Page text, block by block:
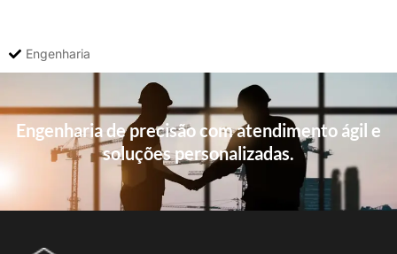
Engenharia
Engenharia de precisão com atendimento ágil e
soluções personalizadas.